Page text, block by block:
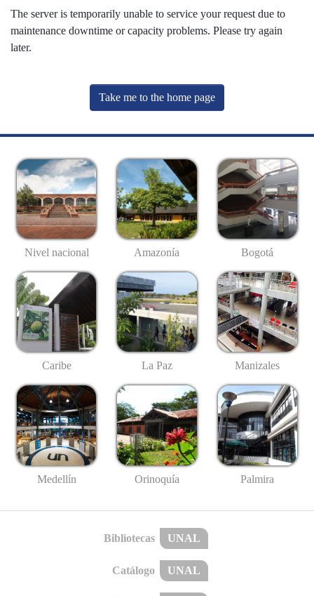
The server is temporarily unable to service your request due to
maintenance downtime or capacity problems. Please try again
later.
Take me to the home page
Nivel nacional Amazonía Bogotá
Caribe La Paz Manizales
Medellín Orinoquía Palmira
Bibliotecas UNAL
Catálogo UNAL